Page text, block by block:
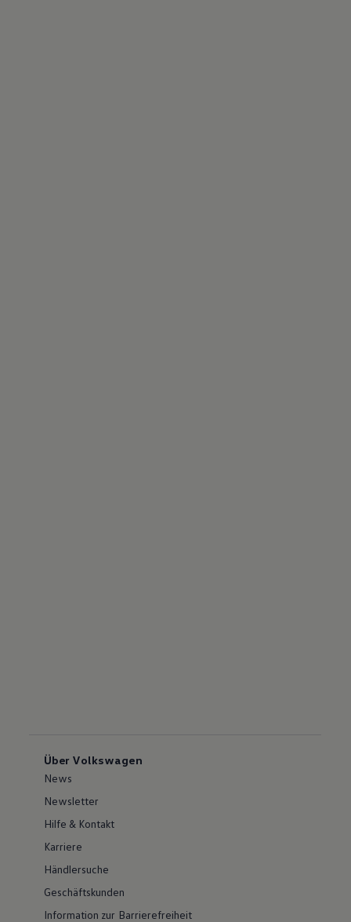
Über Volkswagen
News
Newsletter
Hilfe & Kontakt
Karriere
Händlersuche
Geschäftskunden
Information zur Barrierefreiheit